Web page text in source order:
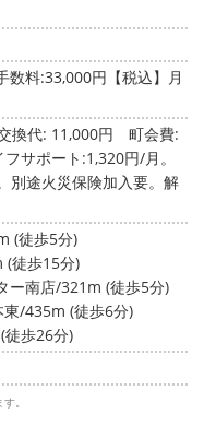
料:33,000円【税込】月
換代: 11,000円
町会費:
サポート:1,320円/月。
別途火災保険加入要。解
(徒歩5分)
(徒歩15分)
ー南店/321m (徒歩5分)
/435m (徒歩6分)
徒歩26分)
。